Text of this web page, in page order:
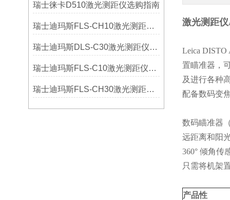
瑞士徕卡D510激光测距仪选购指南
瑞士迪玛斯FLS-CH10激光测距仪选购指南
瑞士迪玛斯DLS-C30激光测距仪选购指南
瑞士迪玛斯FLS-C10激光测距仪选购指南
瑞士迪玛斯FLS-CH30激光测距仪选购指南
激光测距
Leica
置瞄准器，
及进行各种
配备数码变
数码瞄准器
远距离和阳
360° 倾角传
只需将机架
产品性